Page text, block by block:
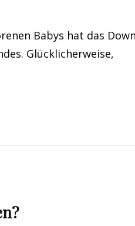
Babys hat das
Glücklicherweise,